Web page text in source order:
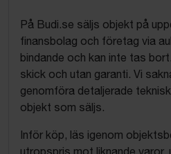
På Budi.se säljs objekt på
finansbolag och företag via
bindande och kan inte tas
skick och utan garanti. Vi
genomföra detaljerade
objekt som säljs.
Inför köp, läs igenom
utropspris mot liknande varor,